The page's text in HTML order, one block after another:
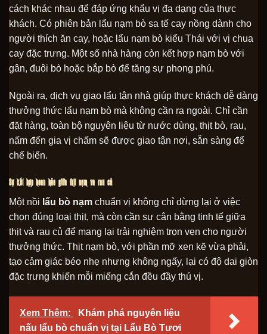
cách khác nhau để đáp ứng khẩu vị đa dạng của thực
khách. Có phiên bản lẩu nạm bò sa tế cay nồng dành cho
người thích ăn cay, hoặc lẩu nạm bò kiểu Thái với vị chua
cay đặc trưng. Một số nhà hàng còn kết hợp nạm bò với
gân, đuôi bò hoặc bắp bò để tăng sự phong phú.
Ngoài ra, dịch vụ giao lẩu tận nhà giúp thực khách dễ dàng
thưởng thức lẩu nạm bò mà không cần ra ngoài. Chỉ cần
đặt hàng, toàn bộ nguyên liệu từ nước dùng, thịt bò, rau,
nấm đến gia vị chấm sẽ được giao tận nơi, sẵn sàng để
chế biến.
Sự kết hợp hoàn hảo giữa thịt nạm và rau củ
Một nồi lẩu bò nạm chuẩn vị không chỉ dừng lại ở việc
chọn đúng loại thịt, mà còn cần sự cân bằng tinh tế giữa
thịt và rau củ để mang lại trải nghiệm trọn vẹn cho người
thưởng thức. Thịt nạm bò, với phần mỡ xen kẽ vừa phải,
tạo cảm giác béo nhẹ nhưng không ngấy, lại có độ dai giòn
đặc trưng khiến mỗi miếng cắn đều đầy thú vị.
Xem Thêm:
Khám phá nguyên liệu
nấu lẩu bò chuẩn vị tại Lẩu Bò Tươi